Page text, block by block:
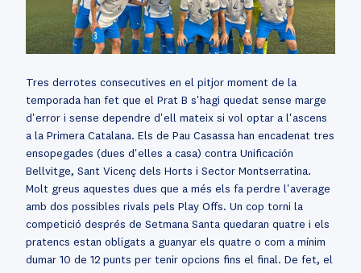
Tres derrotes consecutives en el pitjor moment de la
temporada han fet que el Prat B s'hagi quedat sense marge
d'error i sense dependre d'ell mateix si vol optar a l'ascens
a la Primera Catalana. Els de Pau Casassa han encadenat tres
ensopegades (dues d'elles a casa) contra Unificación
Bellvitge, Sant Vicenç dels Horts i Sector Montserratina.
Molt greus aquestes dues que a més els fa perdre l'average
amb dos possibles rivals pels Play Offs. Un cop torni la
competició després de Setmana Santa quedaran quatre i els
pratencs estan obligats a guanyar els quatre o com a mínim
dumar 10 de 12 punts per tenir opcions fins el final. De fet, el